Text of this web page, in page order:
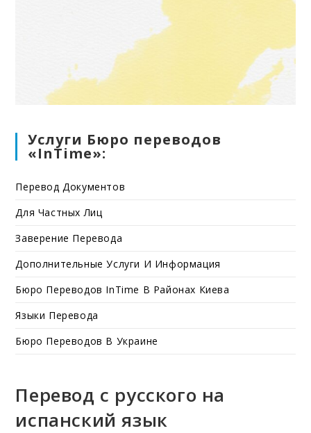
Услуги Бюро переводов
«InTime»:
Перевод Документов
Для Частных Лиц
Заверение Перевода
Дополнительные Услуги И Информация
Бюро Переводов InTime В Районах Киева
Языки Перевода
Бюро Переводов В Украине
Перевод с русского на
испанский язык